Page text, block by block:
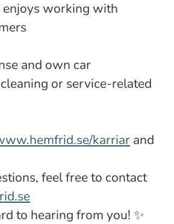
enjoys working with
and own car
cleaning or service-related
karriar and
feel free to contact
to hearing from you! ✨